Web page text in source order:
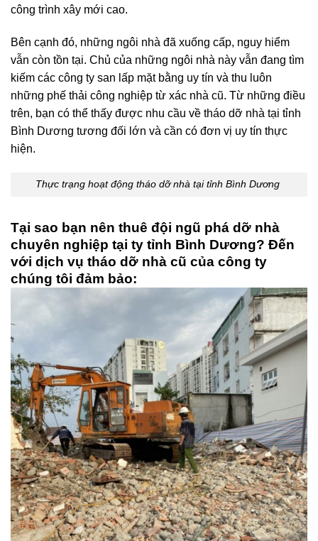
công trình xây mới cao.
Bên cạnh đó, những ngôi nhà đã xuống cấp, nguy hiểm
vẫn còn tồn tại. Chủ của những ngôi nhà này vẫn đang tìm
kiếm các công ty san lấp mặt bằng uy tín và thu luôn
những phế thải công nghiệp từ xác nhà cũ. Từ những điều
trên, bạn có thể thấy được nhu cầu về tháo dỡ nhà tại tỉnh
Bình Dương tương đối lớn và cần có đơn vị uy tín thực
hiện.
Thực trạng hoạt động tháo dỡ nhà tại tỉnh Bình Dương
Tại sao bạn nên thuê đội ngũ phá dỡ nhà
chuyên nghiệp tại ty tỉnh Bình Dương? Đến
với dịch vụ tháo dỡ nhà cũ của công ty
chúng tôi đảm bảo: